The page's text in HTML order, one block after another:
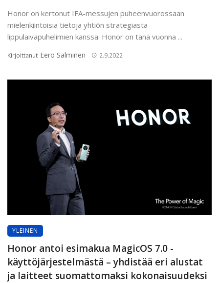
Honor on kertonut IFA-messujen puheenvuorossaan
mielenkiintoisia tietoja yhtiön strategiasta
lippulaivapuhelimien kanssa. Honor on tänä vuonna ...
Kirjoittanut Eero Salminen 2.9.2022
YLEINEN
Honor antoi esimakua MagicOS 7.0 -
käyttöjärjestelmästä – yhdistää eri alustat
ja laitteet suomattomaksi kokonaisuudeksi